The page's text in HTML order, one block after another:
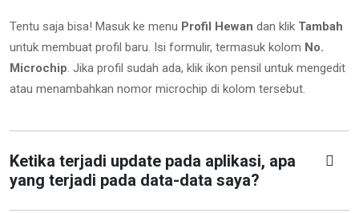
Tentu saja bisa! Masuk ke menu Profil Hewan dan klik Tambah
untuk membuat profil baru. Isi formulir, termasuk kolom No.
Microchip. Jika profil sudah ada, klik ikon pensil untuk mengedit
atau menambahkan nomor microchip di kolom tersebut.
Ketika terjadi update pada aplikasi, apa
yang terjadi pada data-data saya?